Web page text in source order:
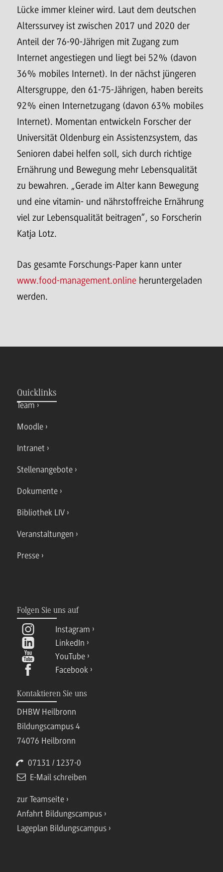
Lücke immer kleiner wird. Laut dem deutschen
Alterssurvey ist zwischen 2017 und 2020 der
Anteil der 76-90-Jährigen mit Zugang zum
Internet angestiegen und liegt bei 52% (davon
36% mobiles Internet). In der nächst jüngeren
Altersgruppe, den 61-75-Jährigen, haben bereits
92% einen Internetzugang (davon 63% mobiles
Internet). Momentan entwickeln Forscher der
Universität Oldenburg ein Assistenzsystem, das
Senioren dabei helfen soll, sich durch richtige
Ernährung und Bewegung mehr Lebensqualität
zu bewahren. „Gerade im Alter kann Bewegung
und eine vitamin- und nährstoffreiche Ernährung
viel zur Lebensqualität beitragen“, so Forscherin
Katja Lotz.
Das gesamte Forschungs-Paper kann unter
www.food-management.online heruntergeladen
werden.
Quicklinks
Team
Moodle
Intranet
Stellenangebote
Dokumente
Bibliothek LIV
Veranstaltungen
Presse
Folgen Sie uns auf
Instagram
LinkedIn
YouTube
Facebook
Kontaktieren Sie uns
DHBW Heilbronn
Bildungscampus 4
74076 Heilbronn
07131 / 1237-0
E-Mail schreiben
zur Teamseite
Anfahrt Bildungscampus
Lageplan Bildungscampus